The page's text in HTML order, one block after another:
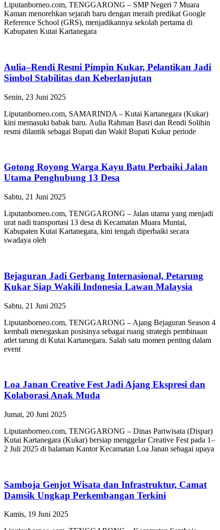
Liputanborneo.com, TENGGARONG – SMP Negeri 7 Muara
Kaman menorehkan sejarah baru dengan meraih predikat Google
Reference School (GRS), menjadikannya sekolah pertama di
Kabupaten Kutai Kartanegara
Aulia–Rendi Resmi Pimpin Kukar, Pelantikan Jadi
Simbol Stabilitas dan Keberlanjutan
Senin, 23 Juni 2025
Liputanborneo.com, SAMARINDA – Kutai Kartanegara (Kukar)
kini memasuki babak baru. Aulia Rahman Basri dan Rendi Solihin
resmi dilantik sebagai Bupati dan Wakil Bupati Kukar periode
Gotong Royong Warga Kayu Batu Perbaiki Jalan
Utama Penghubung 13 Desa
Sabtu, 21 Juni 2025
Liputanborneo.com, TENGGARONG – Jalan utama yang menjadi
urat nadi transportasi 13 desa di Kecamatan Muara Muntai,
Kabupaten Kutai Kartanegara, kini tengah diperbaiki secara
swadaya oleh
Bejaguran Jadi Gerbang Internasional, Petarung
Kukar Siap Wakili Indonesia Lawan Malaysia
Sabtu, 21 Juni 2025
Liputanborneo.com, TENGGARONG – Ajang Bejaguran Season 4
kembali menegaskan posisinya sebagai ruang strategis pembinaan
atlet tarung di Kutai Kartanegara. Salah satu momen penting dalam
event
Loa Janan Creative Fest Jadi Ajang Ekspresi dan
Kolaborasi Anak Muda
Jumat, 20 Juni 2025
Liputanborneo.com, TENGGARONG – Dinas Pariwisata (Dispar)
Kutai Kartanegara (Kukar) bersiap menggelar Creative Fest pada 1–
2 Juli 2025 di halaman Kantor Kecamatan Loa Janan sebagai upaya
Samboja Genjot Wisata dan Infrastruktur, Camat
Damsik Ungkap Perkembangan Terkini
Kamis, 19 Juni 2025